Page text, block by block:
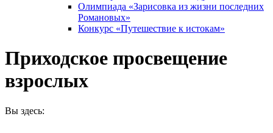
Олимпиада «Зарисовка из жизни последних
Романовых»
Конкурс «Путешествие к истокам»
Приходское просвещение
взрослых
Вы здесь: